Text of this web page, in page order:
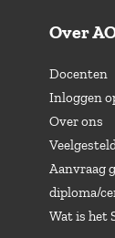
Over
Docenten
Inloggen
Over ons
Aanvraag
diploma/
Wat is het